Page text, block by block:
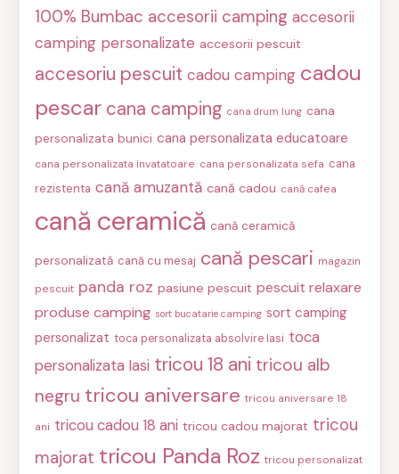
100% Bumbac accesorii camping accesorii
camping personalizate accesorii pescuit
accesoriu pescuit cadou camping cadou
pescar cana camping cana drum lung cana
personalizata bunici cana personalizata educatoare
cana personalizata invatatoare cana personalizata sefa cana
rezistenta cană amuzantă cană cadou cană cafea
cană ceramică cană ceramică
personalizată cană cu mesaj cană pescari magazin
pescuit panda roz pasiune pescuit pescuit relaxare
produse camping sort bucatarie camping sort camping
personalizat toca personalizata absolvire Iasi toca
personalizata Iasi tricou 18 ani tricou alb
negru tricou aniversare tricou aniversare 18
ani tricou cadou 18 ani tricou cadou majorat tricou
majorat tricou Panda Roz tricou personalizat